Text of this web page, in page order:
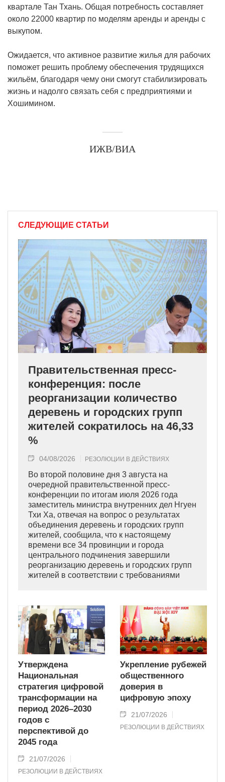
квартале Тан Тхань. Общая потребность составляет
около 22000 квартир по моделям аренды и аренды с
выкупом.
Ожидается, что активное развитие жилья для рабочих
поможет решить проблему обеспечения трудящихся
жильём, благодаря чему они смогут стабилизировать
жизнь и надолго связать себя с предприятиями и
Хошимином.
ИЖВ/ВИА
СЛЕДУЮЩИЕ СТАТЬИ
Правительственная пресс-
конференция: после
реорганизации количество
деревень и городских групп
жителей сократилось на 46,33
%
04/08/2026 РЕЗОЛЮЦИИ В ДЕЙСТВИЯХ
Во второй половине дня 3 августа на
очередной правительственной пресс-
конференции по итогам июля 2026 года
заместитель министра внутренних дел Нгуен
Тхи Ха, отвечая на вопрос о результатах
объединения деревень и городских групп
жителей, сообщила, что к настоящему
времени все 34 провинции и города
центрального подчинения завершили
реорганизацию деревень и городских групп
жителей в соответствии с требованиями
Утверждена
Национальная
стратегия цифровой
трансформации на
период 2026–2030
годов с
перспективой до
2045 года
21/07/2026
РЕЗОЛЮЦИИ В ДЕЙСТВИЯХ
Укрепление рубежей
общественного
доверия в
цифровую эпоху
21/07/2026
РЕЗОЛЮЦИИ В ДЕЙСТВИЯХ